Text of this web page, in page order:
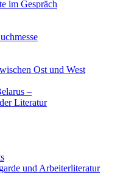
im Gespräch
Ost und West
–
Literatur
und Arbeiterliteratur